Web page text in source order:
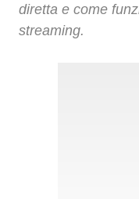
diretta e come
streaming.